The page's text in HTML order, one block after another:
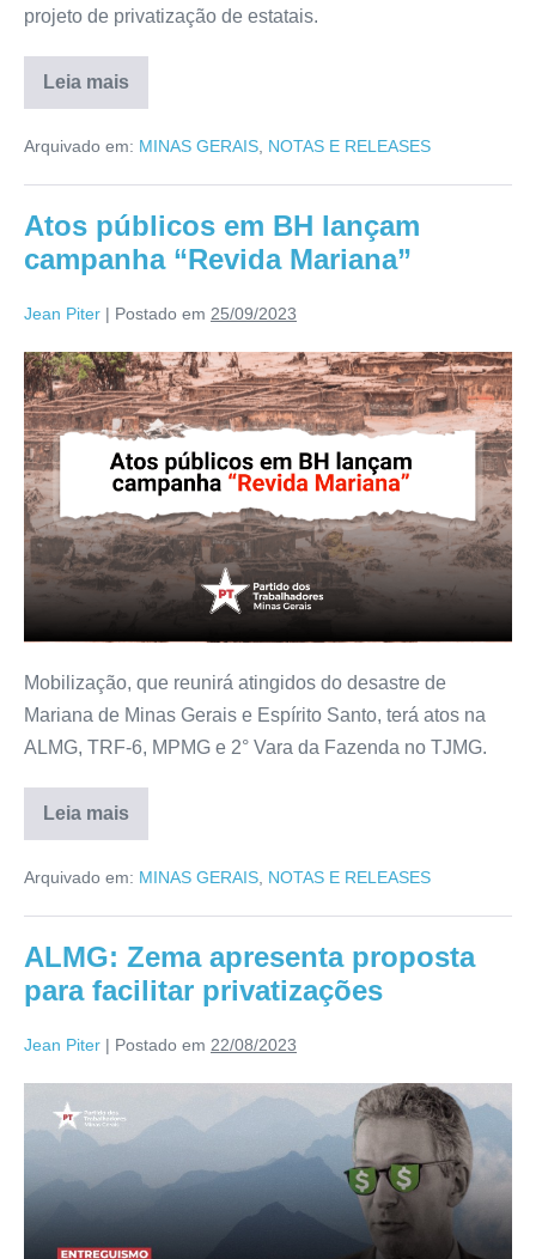
projeto de privatização de estatais.
Leia mais
Arquivado em: MINAS GERAIS, NOTAS E RELEASES
Atos públicos em BH lançam
campanha “Revida Mariana”
Jean Piter | Postado em 25/09/2023
Mobilização, que reunirá atingidos do desastre de
Mariana de Minas Gerais e Espírito Santo, terá atos na
ALMG, TRF-6, MPMG e 2° Vara da Fazenda no TJMG.
Leia mais
Arquivado em: MINAS GERAIS NOTAS E RELEASES
ALMG: Zema apresenta proposta
para facilitar privatizações
Jean Piter | Postado em 22/08/2023